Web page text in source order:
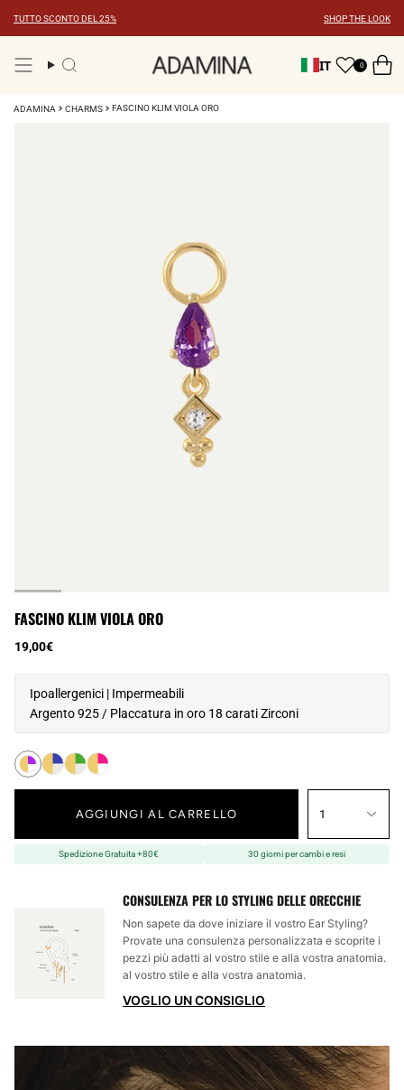
contenuto
TUTTO SCONTO DEL 25% SHOP THE LOOK
Ricerca IT 0
ADAMINA CHARMS FASCINO KLIM VIOLA ORO
FASCINO KLIM VIOLA ORO
19,00€
Ipoallergenici | Impermeabili
Argento 925 / Placcatura in oro 18 carati Zirconi
1
AGGIUNGI AL CARRELLO
Spedizione Gratuita +80€ 30 giorni per cambi e resi
CONSULENZA PER LO STYLING DELLE ORECCHIE
Non sapete da dove iniziare il vostro Ear Styling?
Provate una consulenza personalizzata e scoprite i
pezzi più adatti al vostro stile e alla vostra anatomia.
al vostro stile e alla vostra anatomia.
VOGLIO UN CONSIGLIO